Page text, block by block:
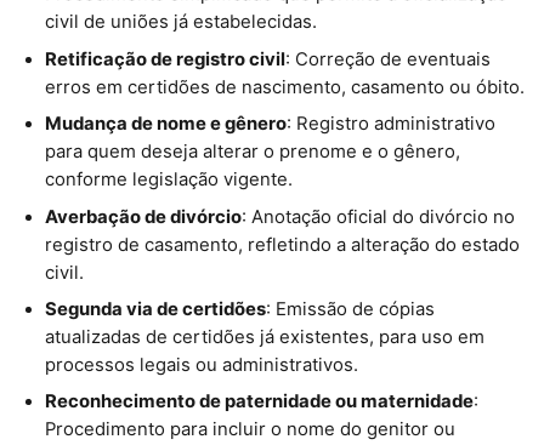
civil de uniões já estabelecidas.
Retificação de registro civil: Correção de eventuais
erros em certidões de nascimento, casamento ou óbito.
Mudança de nome e gênero: Registro administrativo
para quem deseja alterar o prenome e o gênero,
conforme legislação vigente.
Averbação de divórcio: Anotação oficial do divórcio no
registro de casamento, refletindo a alteração do estado
civil.
Segunda via de certidões: Emissão de cópias
atualizadas de certidões já existentes, para uso em
processos legais ou administrativos.
Reconhecimento de paternidade ou maternidade:
Procedimento para incluir o nome do genitor ou